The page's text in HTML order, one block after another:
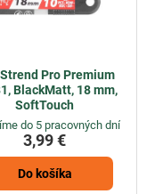
Pro Premium
BlackMatt, 18 mm,
SoftTouch
do 5 pracovných dní
3,99 €
Do košíka